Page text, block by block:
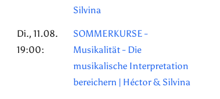
Silvina
Di., 11.08.
19:00:
SOMMERKURSE -
Musikalität - Die
musikalische Interpretation
bereichern | Héctor & Silvina